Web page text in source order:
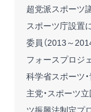
超党派スポーツ
スポーツ庁設置
委員（2013～
フォースプロジ
科学省スポーツ
主党・スポーツ
ツ振興法制定プ